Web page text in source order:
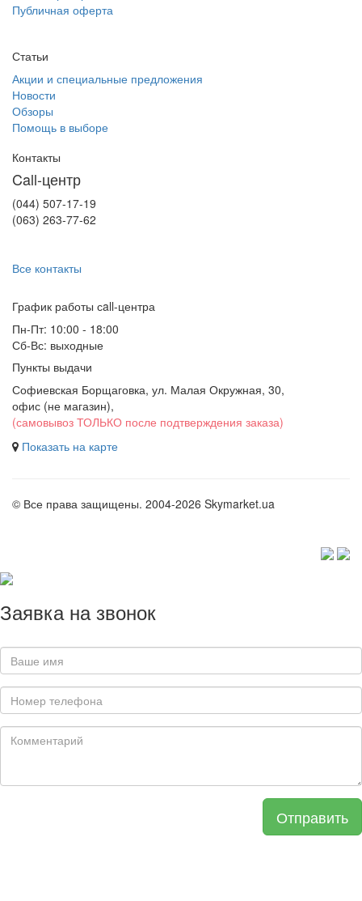
Публичная оферта
Статьи
Акции и специальные предложения
Новости
Обзоры
Помощь в выборе
Контакты
Call-центр
(044) 507-17-19
(063) 263-77-62
Все контакты
График работы сall-центра
Пн-Пт: 10:00 - 18:00
Сб-Вс: выходные
Пункты выдачи
Софиевская Борщаговка, ул. Малая Окружная, 30,
офис (не магазин),
(самовывоз ТОЛЬКО после подтверждения заказа)
Показать на карте
© Все права защищены. 2004-2026 Skymarket.ua
Заявка на звонок
Отправить